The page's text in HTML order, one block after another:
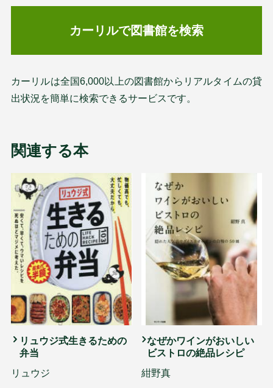
カーリルで図書館を検索
カーリルは全国6,000以上の図書館からリアルタイムの貸
出状況を簡単に検索できるサービスです。
関連する本
リュウジ式生きるための
弁当
リュウジ
なぜかワインがおいしい
ビストロの絶品レシピ
紺野真